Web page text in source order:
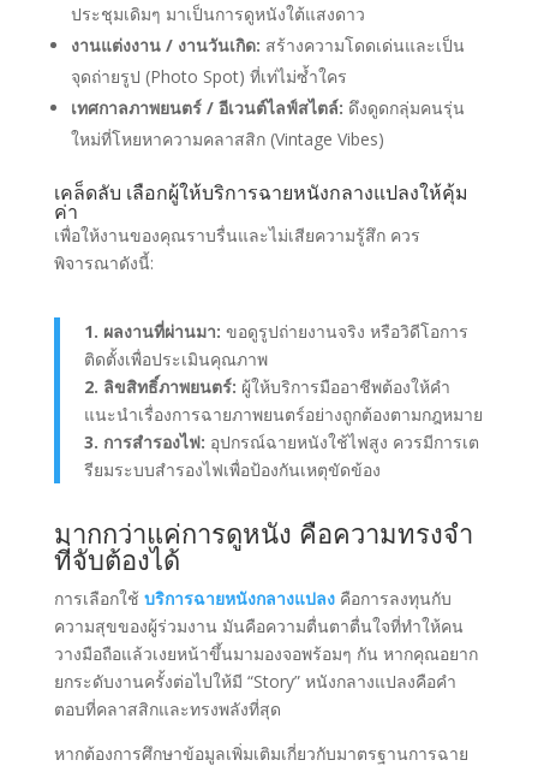
ประชุมเดิมๆ มาเป็นการดูหนังใต้แสงดาว
งานแต่งงาน / งานวันเกิด: สร้างความโดดเด่นและเป็น
จุดถ่ายรูป (Photo Spot) ที่เท่ไม่ซ้ำใคร
เทศกาลภาพยนตร์ / อีเวนต์ไลฟ์สไตล์: ดึงดูดกลุ่มคนรุ่น
ใหม่ที่โหยหาความคลาสสิก (Vintage Vibes)
เคล็ดลับ เลือกผู้ให้บริการฉายหนังกลางแปลงให้คุ้ม
ค่า
เพื่อให้งานของคุณราบรื่นและไม่เสียความรู้สึก ควร
พิจารณาดังนี้:
1. ผลงานที่ผ่านมา: ขอดูรูปถ่ายงานจริง หรือวิดีโอการ
ติดตั้งเพื่อประเมินคุณภาพ
2. ลิขสิทธิ์ภาพยนตร์: ผู้ให้บริการมืออาชีพต้องให้คำ
แนะนำเรื่องการฉายภาพยนตร์อย่างถูกต้องตามกฎหมาย
3. การสำรองไฟ: อุปกรณ์ฉายหนังใช้ไฟสูง ควรมีการเต
รียมระบบสำรองไฟเพื่อป้องกันเหตุขัดข้อง
มากกว่าแค่การดูหนัง คือความทรงจำ
ที่จับต้องได้
การเลือกใช้ บริการฉายหนังกลางแปลงคือการลงทุนกับ
ความสุขของผู้ร่วมงาน มันคือความตื่นตาตื่นใจที่ทำให้คน
วางมือถือแล้วเงยหน้าขึ้นมามองจอพร้อมๆ กัน หากคุณอยาก
ยกระดับงานครั้งต่อไปให้มี “Story” หนังกลางแปลงคือคำ
ตอบที่คลาสสิกและทรงพลังที่สุด
หากต้องการศึกษาข้อมูลเพิ่มเติมเกี่ยวกับมาตรฐานการฉาย